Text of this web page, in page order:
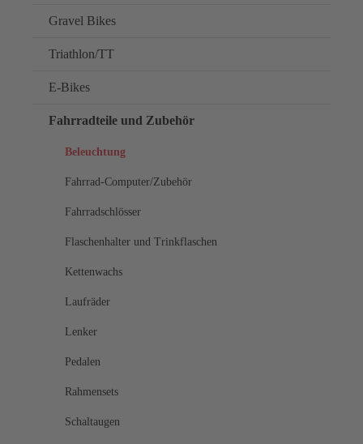
Gravel Bikes
Triathlon/TT
E-Bikes
Fahrradteile und Zubehör
Beleuchtung
Fahrrad-Computer/Zubehör
Fahrradschlösser
Flaschenhalter und Trinkflaschen
Kettenwachs
Laufräder
Lenker
Pedalen
Rahmensets
Schaltaugen